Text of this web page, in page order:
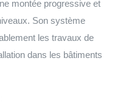
montée progressive et
Son système
les travaux de
dans les bâtiments